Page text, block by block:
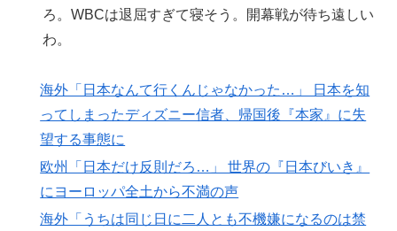
ろ。WBCは退屈すぎて寝そう。開幕戦が待ち遠しい
わ。
海外「日本なんて行くんじゃなかった…」 日本を知
ってしまったディズニー信者、帰国後『本家』に失
望する事態に
欧州「日本だけ反則だろ…」 世界の『日本びいき』
にヨーロッパ全土から不満の声
海外「うちは同じ日に二人とも不機嫌になるのは禁